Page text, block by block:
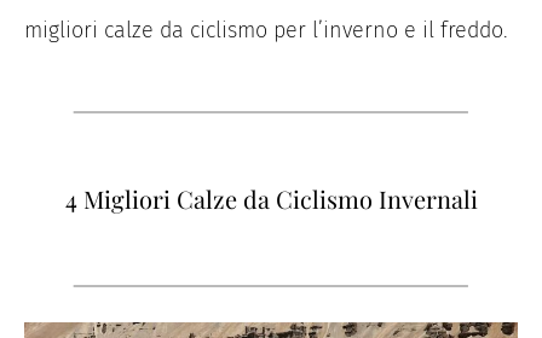
migliori calze da ciclismo per l’inverno e il freddo.
4 Migliori Calze da Ciclismo Invernali